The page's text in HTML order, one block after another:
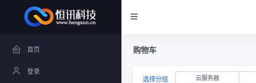
首页
登录
购物车
选择分组 云服务器